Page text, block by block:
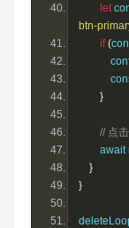
let
btn-
if (
}
// 点
}
}